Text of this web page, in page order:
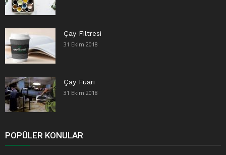
Çay Filtresi
31 Ekim 2018
Çay Fuarı
31 Ekim 2018
POPÜLER KONULAR